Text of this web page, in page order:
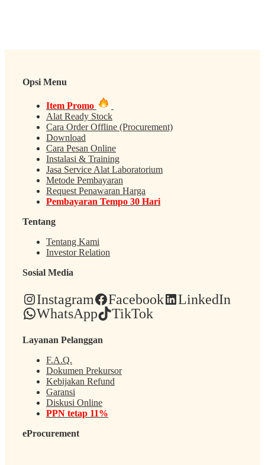
Opsi Menu
Item Promo
Alat Ready Stock
Cara Order Offline (Procurement)
Download
Cara Pesan Online
Instalasi & Training
Jasa Service Alat Laboratorium
Metode Pembayaran
Request Penawaran Harga
Pembayaran Tempo 30 Hari
Tentang
Tentang Kami
Investor Relation
Sosial Media
Instagram Facebook
LinkedIn
WhatsApp
TikTok
Layanan Pelanggan
F.A.Q.
Dokumen Prekursor
Kebijakan Refund
Garansi
Diskusi Online
PPN tetap 11%
eProcurement